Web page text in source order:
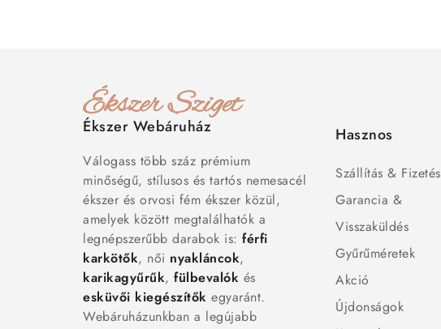
Ékszer Webáruház
Válogass több száz prémium
minőségű, stílusos és tartós nemesacél
ékszer és orvosi fém ékszer közül,
amelyek között megtalálhatók a
legnépszerűbb darabok is: férfi
karkötők, női nyakláncok,
karikagyűrűk, fülbevalók és
esküvői kiegészítők egyaránt.
Webáruházunkban a legújabb
Hasznos
Szállítás & Fizetés
Garancia &
Visszaküldés
Gyűrűméretek
Akció
Újdonságok